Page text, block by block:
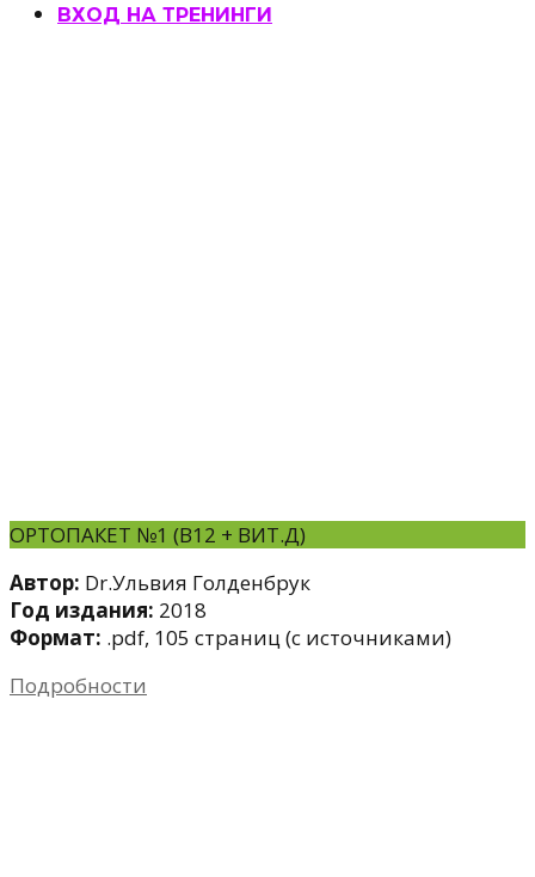
ВХОД НА ТРЕНИНГИ
ОРТОПАКЕТ №1 (B12 + ВИТ.Д)
Автор: Dr.Ульвия Голденбрук
Год издания: 2018
Формат: .pdf, 105 страниц (с источниками)
Подробности